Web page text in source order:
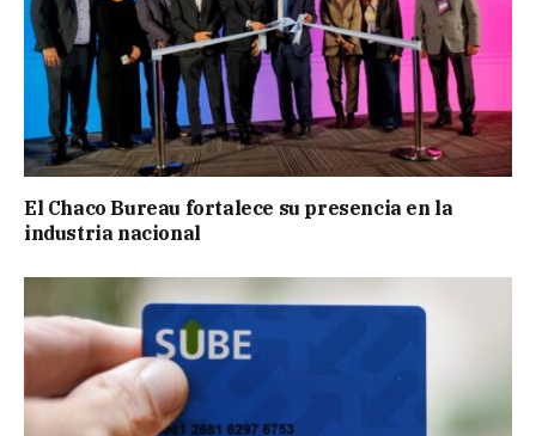
El Chaco Bureau fortalece su presencia en la
industria nacional